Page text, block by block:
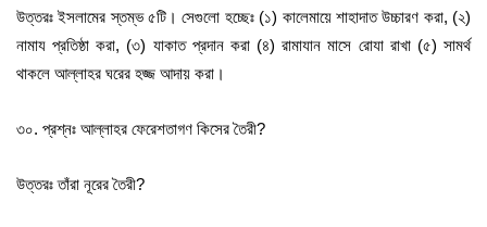
উত্তরঃ ইসলামের স্তম্ভ ৫টি। সেগুলো হচ্ছেঃ (১) কালেমায়ে শাহাদাত উচ্চারণ করা, (২)
নামায প্রতিষ্ঠা করা, (৩) যাকাত প্রদান করা (৪) রামাযান মাসে রোযা রাখা (৫) সামর্থ
থাকলে আল্লাহর ঘরের হজ্জ আদায় করা।
৩০. প্রশ্নঃ আল্লাহর ফেরেশতাগণ কিসের তৈরী?
উত্তরঃ তাঁরা নূরের তৈরী?